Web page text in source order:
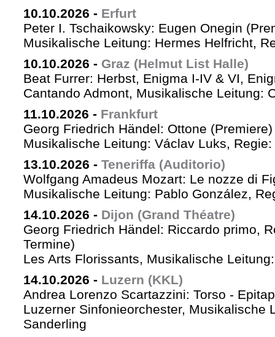
10.10.2026 - Erfurt
Peter I. Tschaikowsky: Eugen Onegin
Musikalische Leitung: Hermes Helfricht,
10.10.2026 - Graz (Helmut List Halle)
Beat Furrer: Herbst, Enigma I-IV & VI,
Cantando Admont, Musikalische Leitung:
11.10.2026 - Frankfurt
Georg Friedrich Händel: Ottone (Premiere)
Musikalische Leitung: Václav Luks,
13.10.2026 - Teneriffa (Auditorio)
Wolfgang Amadeus Mozart: Le nozze di
Musikalische Leitung: Pablo González,
14.10.2026 - Dijon (Grand Théatre)
Georg Friedrich Händel: Riccardo primo,
Termine)
Les Arts Florissants, Musikalische
14.10.2026 - Luzern (KKL)
Andrea Lorenzo Scartazzini: Torso -
Luzerner Sinfonieorchester, Musikalische
Sanderling